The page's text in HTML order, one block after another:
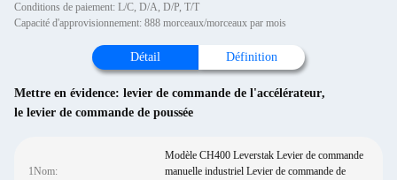
Conditions de paiement: L/C, D/A, D/P, T/T
Capacité d'approvisionnement: 888 morceaux/morceaux par mois
Détail Définition
Mettre en évidence: levier de commande de l'accélérateur,
le levier de commande de poussée
1Nom:
Modèle CH400 Leverstak Levier de commande
manuelle industriel Levier de commande de